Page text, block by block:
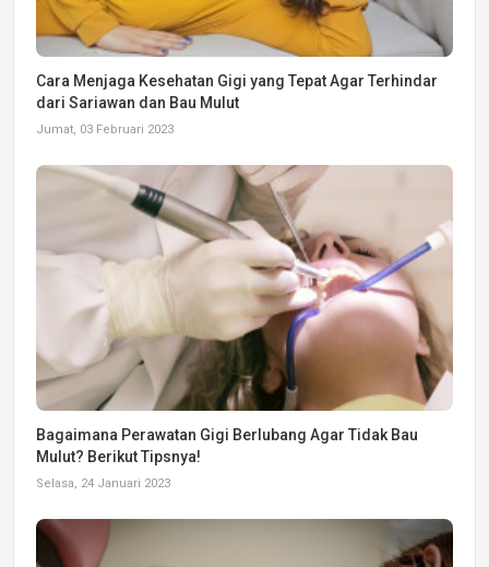
Cara Menjaga Kesehatan Gigi yang Tepat Agar Terhindar
dari Sariawan dan Bau Mulut
Jumat, 03 Februari 2023
Bagaimana Perawatan Gigi Berlubang Agar Tidak Bau
Mulut? Berikut Tipsnya!
Selasa, 24 Januari 2023